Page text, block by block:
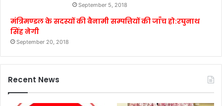
September 5, 2018
मंत्रिमण्डल के सदस्यों की बैनामी सम्पत्तियों की जाँच हो:रघुनाथ
सिंह नेगी
September 20, 2018
Recent News